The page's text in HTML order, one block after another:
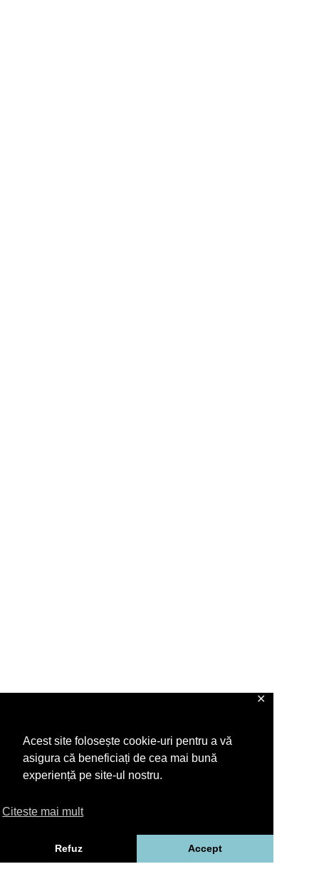
Acest site folosește cookie-uri pentru a vă
asigura că beneficiați de cea mai bună
experiență pe site-ul nostru.
Citeste mai mult
Refuz Accept
✕